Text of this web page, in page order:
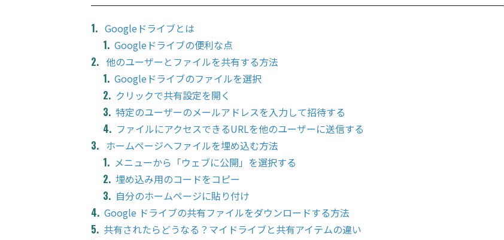
Googleドライブとは
Googleドライブの便利な点
他のユーザーとファイルを共有する方法
Googleドライブのファイルを選択
クリックで共有設定を開く
特定のユーザーのメールアドレスを入力して招待する
ファイルにアクセスできるURLを他のユーザーに送信する
ホームページへファイルを埋め込む方法
メニューから「ウェブに公開」を選択する
埋め込み用のコードをコピー
自分のホームページに貼り付け
Google ドライブの共有ファイルをダウンロードする方法
共有されたらどうなる？マイドライブと共有アイテムの違い